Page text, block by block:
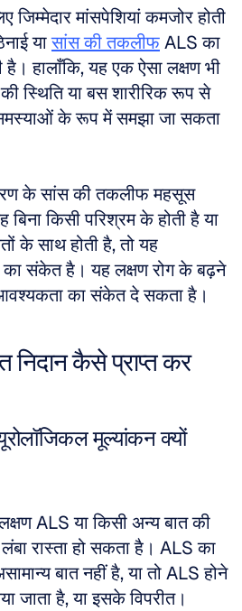
मांसपेशियां कमजोर होती
या सांस की तकलीफ ALS का
हालाँकि, यह एक ऐसा लक्षण भी
स्थिति या बस शारीरिक रूप से
के रूप में समझा जा सकता
के सांस की तकलीफ महसूस
किसी परिश्रम के होती है या
के साथ होती है, तो यह
संकेत है। यह लक्षण रोग के बढ़ने
का संकेत दे सकता है।
निदान कैसे प्राप्त कर
मूल्यांकन क्यों
ALS या किसी अन्य बात की
रास्ता हो सकता है। ALS का
बात नहीं है, या तो ALS होने
जाता है, या इसके विपरीत।